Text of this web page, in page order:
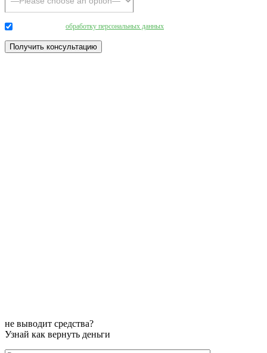
обработку персональных данных
не выводит средства?
Узнай как вернуть деньги